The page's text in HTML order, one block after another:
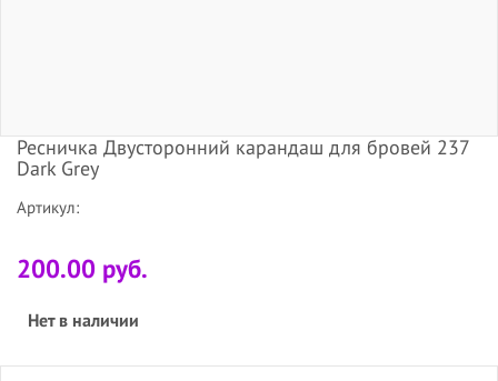
Ресничка Двусторонний карандаш для бровей 237
Dark Grey
Артикул:
200.00 руб.
Нет в наличии